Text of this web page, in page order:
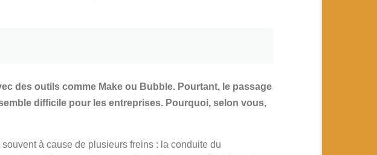
des outils comme Make ou Bubble. Pourtant, le passage
difficile pour les entreprises. Pourquoi, selon vous,
à cause de plusieurs freins : la conduite du